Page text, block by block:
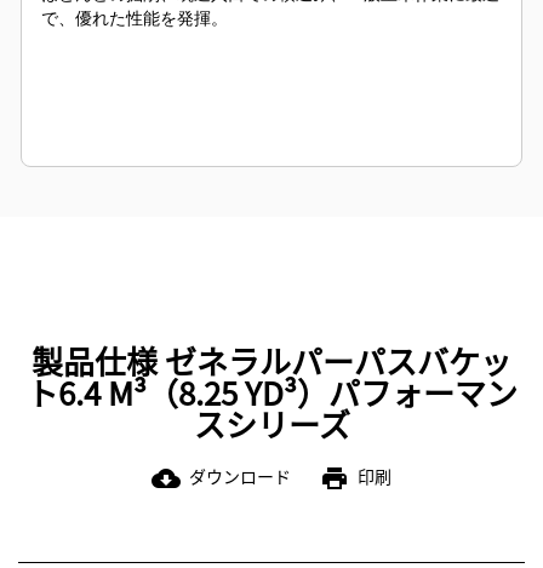
で、優れた性能を発揮。
製品仕様 ゼネラルパーパスバケッ
ト6.4 M³（8.25 YD³）パフォーマン
スシリーズ
cloud_download ダウンロード print 印刷